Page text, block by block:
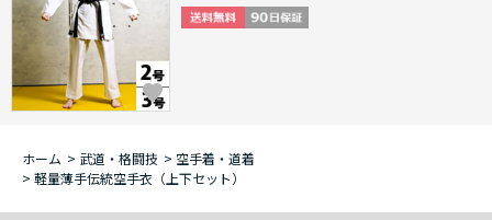
ホーム > 武道・格闘技 > 空手着・道着
> 軽量薄手伝統空手衣（上下セット）